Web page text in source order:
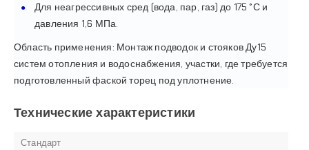
Для неагрессивных сред (вода, пар, газ) до 175 °С и
давления 1,6 МПа.
Область применения: Монтаж подводок и стояков Ду15
систем отопления и водоснабжения, участки, где требуется
подготовленный фаской торец под уплотнение.
Технические характеристики
Стандарт